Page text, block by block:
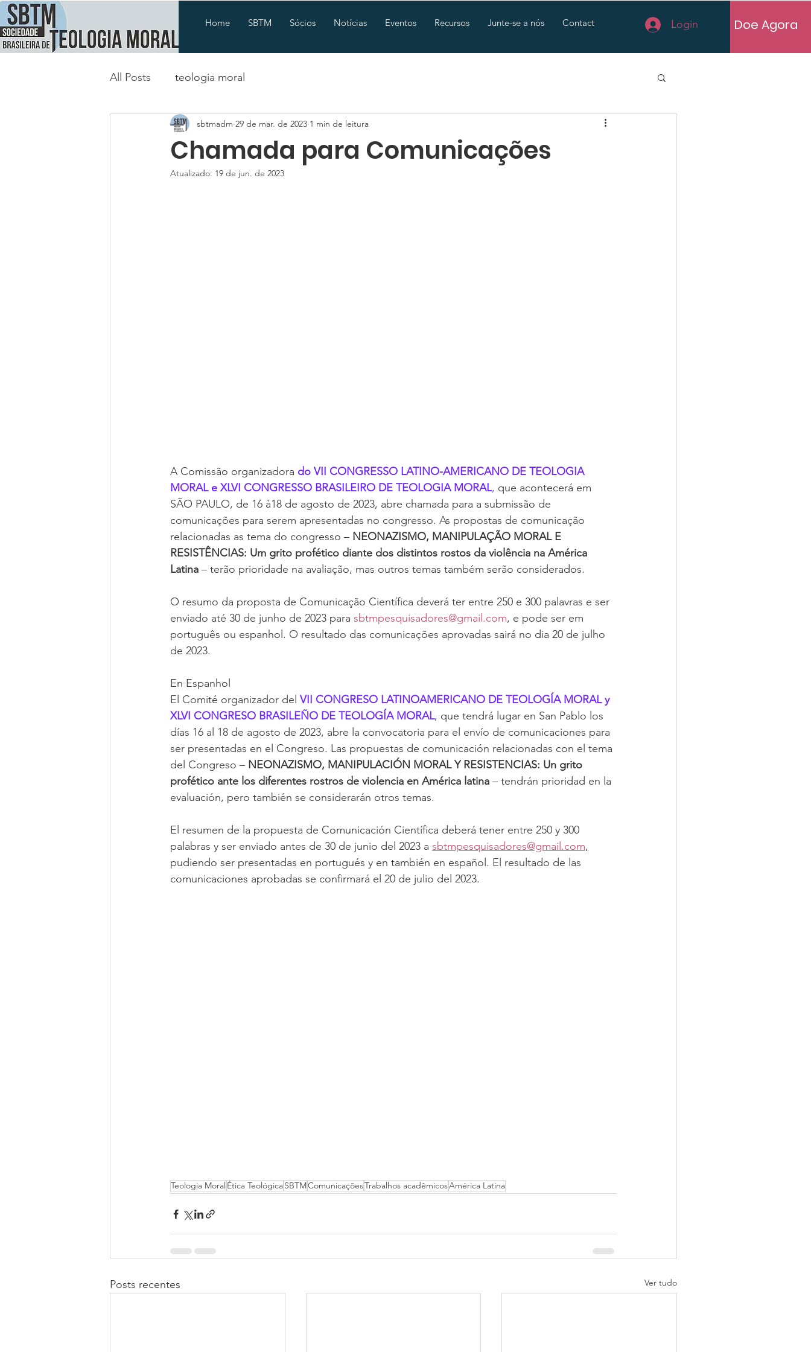
Home SBTM Sócios Notícias Eventos Recursos Junte-se a nós Contact Login Doe Agora
All Posts teologia moral
Chamada para Comunicações
sbtmadm 29 de mar. de 2023 1 min de leitura
Atualizado: 19 de jun. de 2023
A Comissão organizadora do VII CONGRESSO LATINO-AMERICANO DE TEOLOGIA
MORAL e XLVI CONGRESSO BRASILEIRO DE TEOLOGIA MORAL, que acontecerá em
SÃO PAULO, de 16 à18 de agosto de 2023, abre chamada para a submissão de
comunicações para serem apresentadas no congresso. As propostas de comunicação
relacionadas as tema do congresso – NEONAZISMO, MANIPULAÇÃO MORAL E
RESISTÊNCIAS: Um grito profético diante dos distintos rostos da violência na América
Latina – terão prioridade na avaliação, mas outros temas também serão considerados.
O resumo da proposta de Comunicação Científica deverá ter entre 250 e 300 palavras e ser
enviado até 30 de junho de 2023 para sbtmpesquisadores@gmail.com, e pode ser em
português ou espanhol. O resultado das comunicações aprovadas sairá no dia 20 de julho
de 2023.
En Espanhol
El Comité organizador del VII CONGRESO LATINOAMERICANO DE TEOLOGÍA MORAL y
XLVI CONGRESO BRASILEÑO DE TEOLOGÍA MORAL, que tendrá lugar en San Pablo los
días 16 al 18 de agosto de 2023, abre la convocatoria para el envío de comunicaciones para
ser presentadas en el Congreso. Las propuestas de comunicación relacionadas con el tema
del Congreso – NEONAZISMO, MANIPULACIÓN MORAL Y RESISTENCIAS: Un grito
profético ante los diferentes rostros de violencia en América latina – tendrán prioridad en la
evaluación, pero también se considerarán otros temas.
El resumen de la propuesta de Comunicación Científica deberá tener entre 250 y 300
palabras y ser enviado antes de 30 de junio del 2023 a sbtmpesquisadores@gmail.com,
pudiendo ser presentadas en portugués y en también en español. El resultado de las
comunicaciones aprobadas se confirmará el 20 de julio del 2023.
Teologia Moral Ética TeológicaSBTMComunicaçõesTrabalhos acadêmicosAmérica Latina
Posts recentes Ver tudo